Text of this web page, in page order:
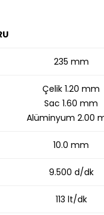
235 mm
Çelik 1.20 mm
Sac 1.60 mm
Alüminyum 2.00
10.0 mm
9.500 d/dk
113 lt/dk